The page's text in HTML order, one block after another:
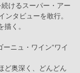
けるスーパー・アー
ンタビューを敢行。
く。
ニュ・ワイン“ワイ
ど奥深く、どんどん